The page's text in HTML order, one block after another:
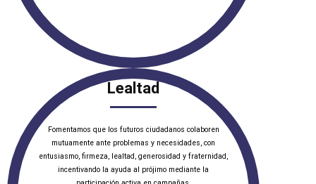
Lealtad
Fomentamos que los futuros ciudadanos colaboren
mutuamente ante problemas y necesidades, con
entusiasmo, firmeza, lealtad, generosidad y fraternidad,
incentivando la ayuda al prójimo mediante la